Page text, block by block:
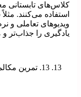
کلاس‌های تابستانی
استفاده می‌کنند.
ویدیوهای تعاملی و
یادگیری را جذاب‌تر
13. تمرین مکالمه با اساتید مجرب